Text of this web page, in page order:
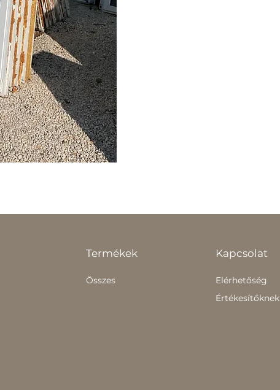
Termékek
Összes
Kapcsolat
Elérhetőség
Értékesítőknek